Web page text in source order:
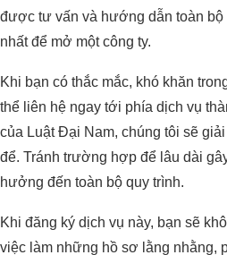
được tư vấn và hướng dẫn toàn bộ
nhất để mở một công ty.
Khi bạn có thắc mắc, khó khăn
thể liên hệ ngay tới phía dịch vụ
của Luật Đại Nam, chúng tôi sẽ
để. Tránh trường hợp để lâu dài
hưởng đến toàn bộ quy trình.
Khi đăng ký dịch vụ này, bạn sẽ
việc làm những hồ sơ lằng nhằng,